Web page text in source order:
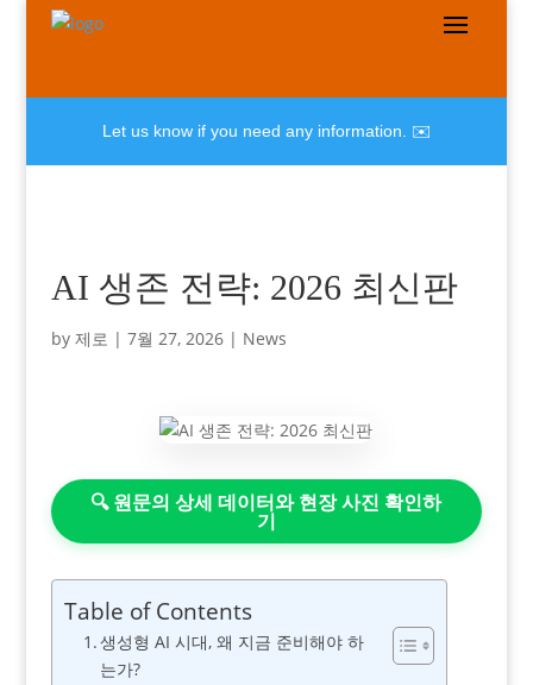
Let us know if you need any information. ✉️
AI 생존 전략: 2026 최신판
by 제로 | 7월 27, 2026| News
🔍 원문의 상세 데이터와 현장 사진 확인하
기
Table of Contents
생성형 AI 시대, 왜 지금 준비해야 하
는가?